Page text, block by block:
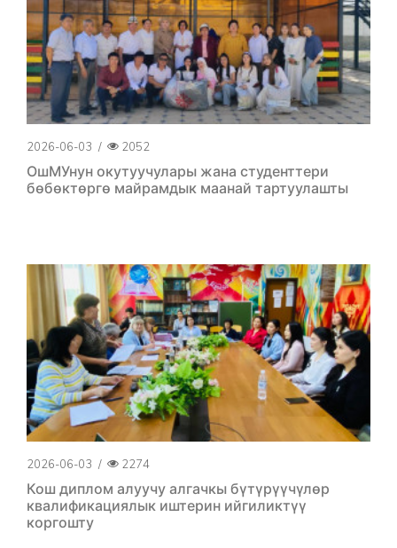
2026-06-03 / 2052
ОшМУнун окутуучулары жана студенттери
бөбөктөргө майрамдык маанай тартуулашты
2026-06-03 / 2274
Кош диплом алуучу алгачкы бүтүрүүчүлөр
квалификациялык иштерин ийгиликтүү
коргошту